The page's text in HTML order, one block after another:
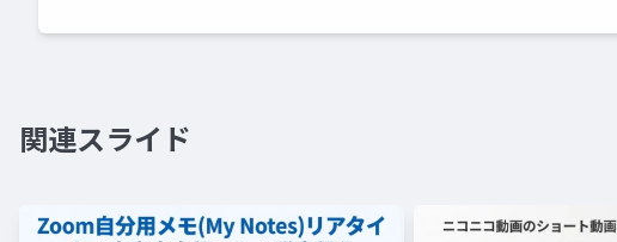
関連スライド